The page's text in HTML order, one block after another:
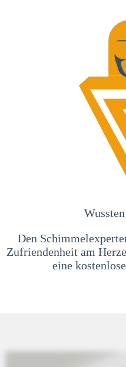
Den
Zufriendenheit am
eine